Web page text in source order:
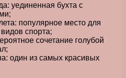
уединенная бухта с
популярное место для
спорта;
сочетание голубой
один из самых красивых